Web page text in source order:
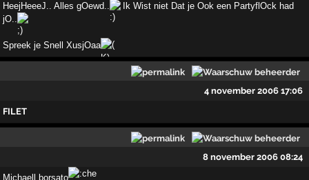
HeejHeeeJ.. Alles gOewd..
Ik Wist niet Dat je Ook een PartyflOck had
jO..
Spreek je Snell XusjOaa
4 november 2006 17:06
FILET
8 november 2006 08:24
Michaell borsato